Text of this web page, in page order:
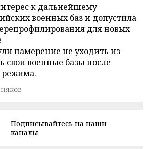
к дальнейшему
военных баз и допустила
для новых
намерение не уходить из
свои военные базы после
режима.
Подписывайтесь на наши
каналы